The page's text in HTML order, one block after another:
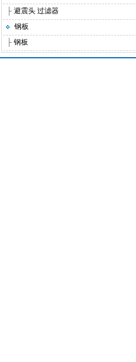
├ 避震头 过滤器
钢板
├ 钢板